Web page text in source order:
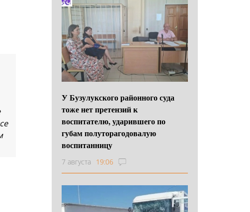
У Бузулукского районного суда
тоже нет претензий к
воспитателю, ударившего по
губам полуторагодовалую
воспитанницу
7 августа 19:06